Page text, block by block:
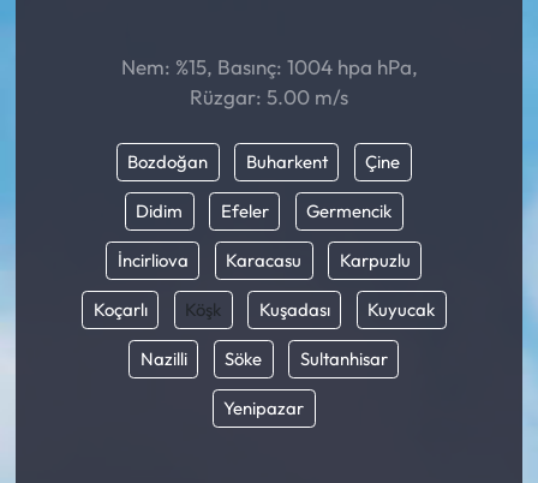
Nem: %15, Basınç: 1004 hpa hPa,
Rüzgar: 5.00 m/s
Bozdoğan Buharkent Çine
Didim Efeler Germencik
İncirliova Karacasu Karpuzlu
Koçarlı Köşk Kuşadası Kuyucak
Nazilli Söke Sultanhisar
Yenipazar